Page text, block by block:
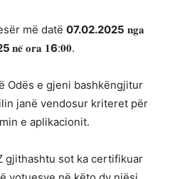
më datë 07.02.2025 𝐧𝐠𝐚
𝐧𝐞̈ 𝐨𝐫𝐚 𝟏6:𝟎𝟎.
Odës e gjeni bashkëngjitur
janë vendosur kriteret për
e aplikacionit.
gjithashtu sot ka certifikuar